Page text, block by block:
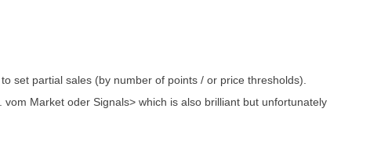
set partial sales (by number of points / or price thresholds).
Market oder Signals> which is also brilliant but unfortunately